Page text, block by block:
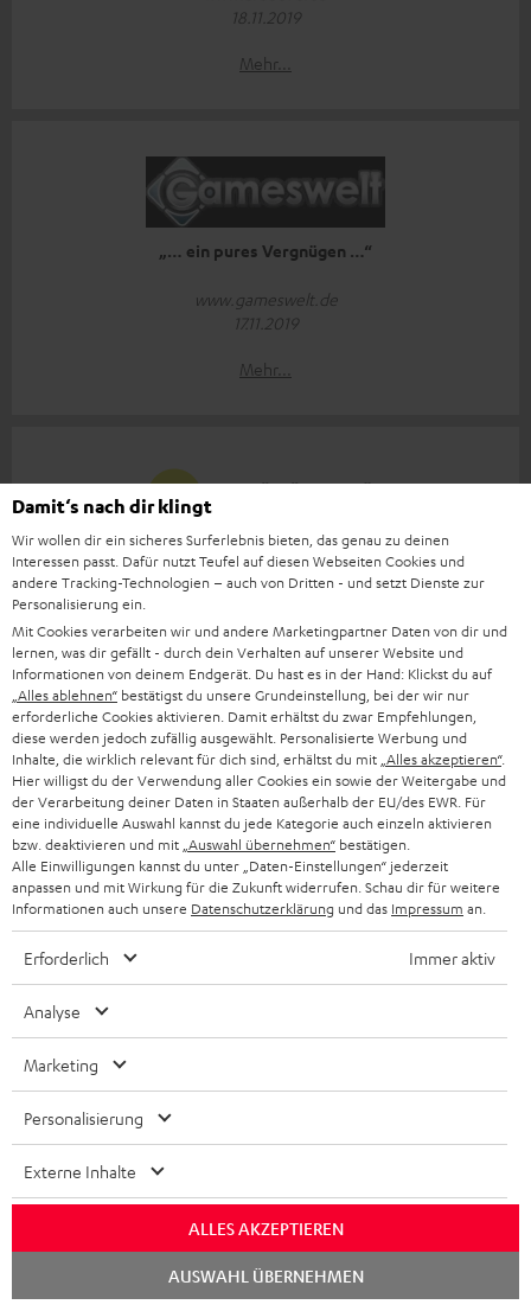
18.11.2019
Mehr...
„… ein pures Vergnügen …“
www.gameswelt.de
17.11.2019
Mehr...
„… eine der besten Soundbars, die ich bisher zu Gehör
kriegte.“
www.avguide.ch
13.11.2019
Mehr...
„… schlanke Soundbar der Spitzenklasse …“
www.testr.at
klangstark. Chapeau!“
29.10.2019
Damit‘s nach dir klingt
Wir wollen dir ein sicheres Surferlebnis bieten, das genau zu deinen
Interessen passt. Dafür nutzt Teufel auf diesen Webseiten Cookies und
andere Tracking-Technologien – auch von Dritten - und setzt Dienste zur
Personalisierung ein.
Mit Cookies verarbeiten wir und andere Marketingpartner Daten von dir und
lernen, was dir gefällt - durch dein Verhalten auf unserer Website und
Informationen von deinem Endgerät. Du hast es in der Hand: Klickst du auf
„Alles ablehnen“ bestätigst du unsere Grundeinstellung, bei der wir nur
erforderliche Cookies aktivieren. Damit erhältst du zwar Empfehlungen,
diese werden jedoch zufällig ausgewählt. Personalisierte Werbung und
Inhalte, die wirklich relevant für dich sind, erhältst du mit „Alles akzeptieren“.
Hier willigst du der Verwendung aller Cookies ein sowie der Weitergabe und
der Verarbeitung deiner Daten in Staaten außerhalb der EU/des EWR. Für
eine individuelle Auswahl kannst du jede Kategorie auch einzeln aktivieren
bzw. deaktivieren und mit „Auswahl übernehmen“ bestätigen.
Alle Einwilligungen kannst du unter „Daten-Einstellungen“ jederzeit
anpassen und mit Wirkung für die Zukunft widerrufen. Schau dir für weitere
Informationen auch unsere Datenschutzerklärung und das Impressum an.
Erforderlich Immer aktiv
Analyse
Marketing
Personalisierung
Externe Inhalte
ALLES AKZEPTIEREN
AUSWAHL ÜBERNEHMEN